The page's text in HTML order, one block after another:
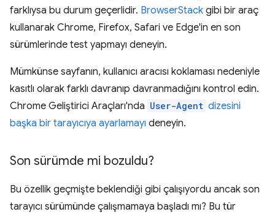
farklıysa bu durum geçerlidir. BrowserStack gibi bir araç
kullanarak Chrome, Firefox, Safari ve Edge'in en son
sürümlerinde test yapmayı deneyin.
Mümkünse sayfanın, kullanıcı aracısı koklaması nedeniyle
kasıtlı olarak farklı davranıp davranmadığını kontrol edin.
Chrome Geliştirici Araçları'nda User-Agent dizesini
başka bir tarayıcıya ayarlamayı deneyin.
Son sürümde mi bozuldu?
Bu özellik geçmişte beklendiği gibi çalışıyordu ancak son
tarayıcı sürümünde çalışmamaya başladı mı? Bu tür